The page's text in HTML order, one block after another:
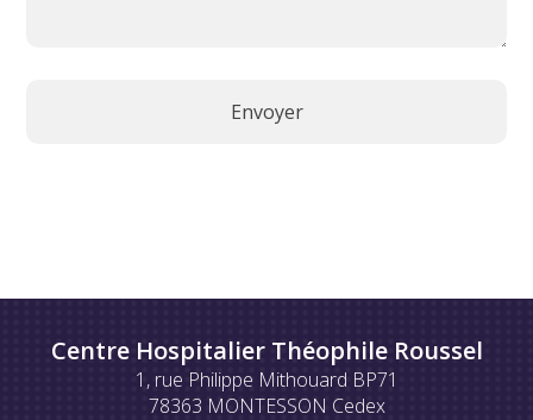
Centre Hospitalier Théophile Roussel
1, rue Philippe Mithouard BP71
78363 MONTESSON Cedex